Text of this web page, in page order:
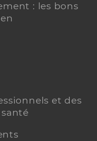
: les bons
et des